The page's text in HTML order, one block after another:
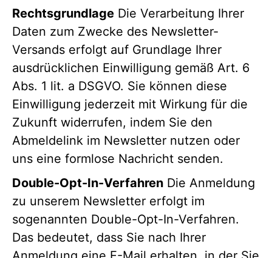
Rechtsgrundlage Die Verarbeitung Ihrer
Daten zum Zwecke des Newsletter-
Versands erfolgt auf Grundlage Ihrer
ausdrücklichen Einwilligung gemäß Art. 6
Abs. 1 lit. a DSGVO. Sie können diese
Einwilligung jederzeit mit Wirkung für die
Zukunft widerrufen, indem Sie den
Abmeldelink im Newsletter nutzen oder
uns eine formlose Nachricht senden.
Double-Opt-In-Verfahren Die Anmeldung
zu unserem Newsletter erfolgt im
sogenannten Double-Opt-In-Verfahren.
Das bedeutet, dass Sie nach Ihrer